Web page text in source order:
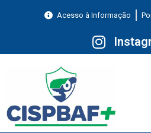
Acesso à Informação